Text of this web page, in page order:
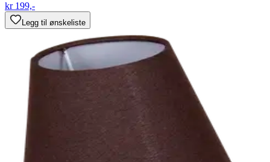
kr 199,-
Legg til ønskeliste